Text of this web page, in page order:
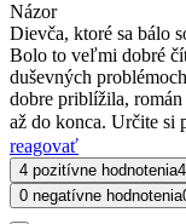
Názor
Dievča, ktoré sa bálo
Bolo to veľmi dobré
duševných
dobre priblížila,
až do konca. Určite si
reagovať
4 pozitívne hodnotenia4
0 negatívne hodnotenia